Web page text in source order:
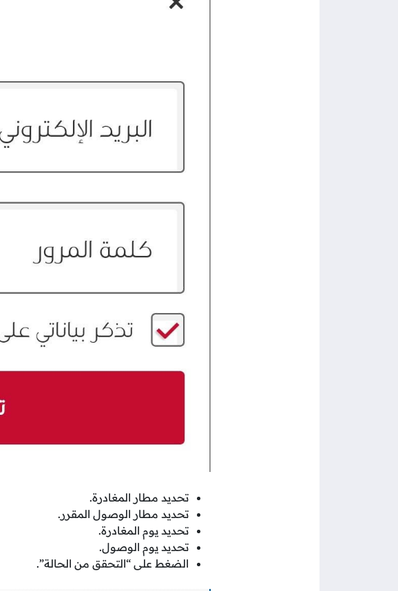
تحديد مطار المغادرة.
تحديد مطار الوصول المقرر.
تحديد يوم المغادرة.
تحديد يوم الوصول.
الضغط على “التحقق من الحالة”.